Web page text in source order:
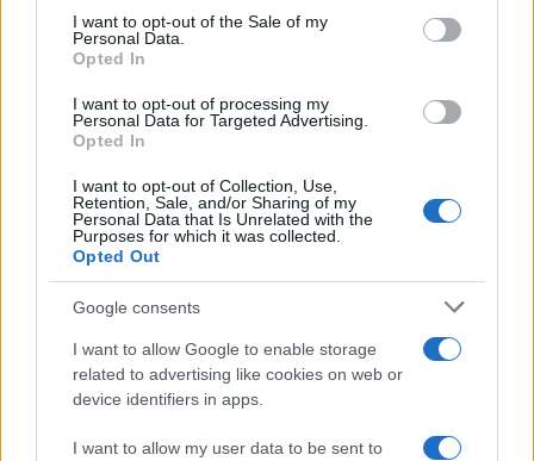
consent section.
I want to opt-out of the Sale of my
Personal Data.
Opted In
I want to opt-out of processing my
Personal Data for Targeted Advertising.
Opted In
I want to opt-out of Collection, Use,
Retention, Sale, and/or Sharing of my
Personal Data that Is Unrelated with the
Purposes for which it was collected.
Opted Out
Google consents
I want to allow Google to enable storage
related to advertising like cookies on web or
device identifiers in apps.
I want to allow my user data to be sent to
Continua a leggere
OFFERTE&CONSIGLI